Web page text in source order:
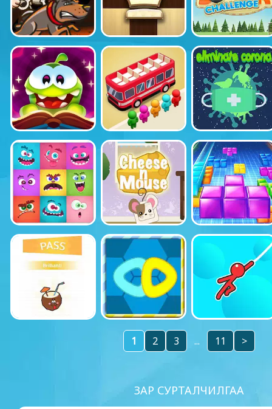
1 2 3 ... 11 >
ЗАР СУРТАЛЧИЛГАА